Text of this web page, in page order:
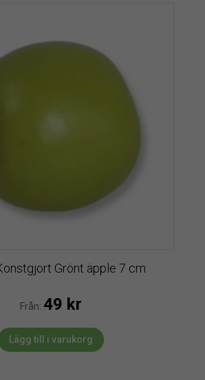
Grönt äpple 7 cm
Från: 49 kr
Lägg till i varukorg